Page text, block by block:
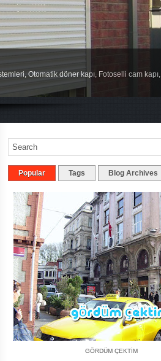
Otomatik döner kapı, Fotoselli cam kapı,
Popular Tags Blog Archives
GÖRDÜM ÇEKTİM